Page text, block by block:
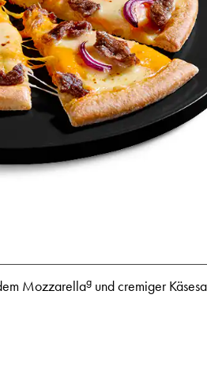
Mozzarellag und cremiger